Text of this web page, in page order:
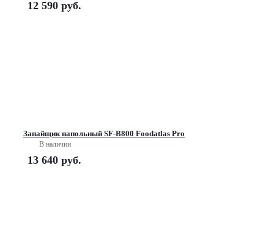
12 590 руб.
Запайщик напольный SF-B800 Foodatlas Pro
В наличии
13 640 руб.